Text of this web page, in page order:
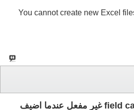
You cannot create new Excel
رد: لماذا خيار field calculator غير مفعل عندما اضيف